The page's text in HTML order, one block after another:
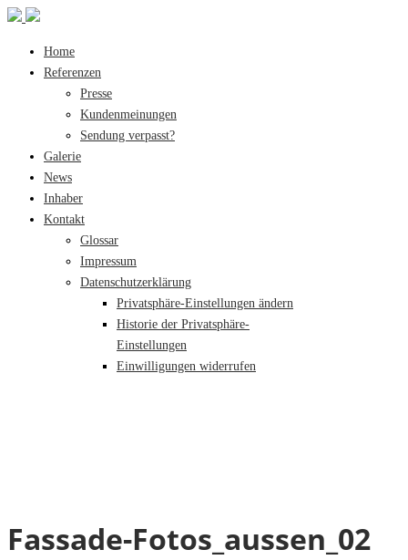
Home
Referenzen
Presse
Kundenmeinungen
Sendung verpasst?
Galerie
News
Inhaber
Kontakt
Glossar
Impressum
Datenschutzerklärung
Privatsphäre-Einstellungen ändern
Historie der Privatsphäre-
Einstellungen
Einwilligungen widerrufen
Fassade-Fotos_aussen_02